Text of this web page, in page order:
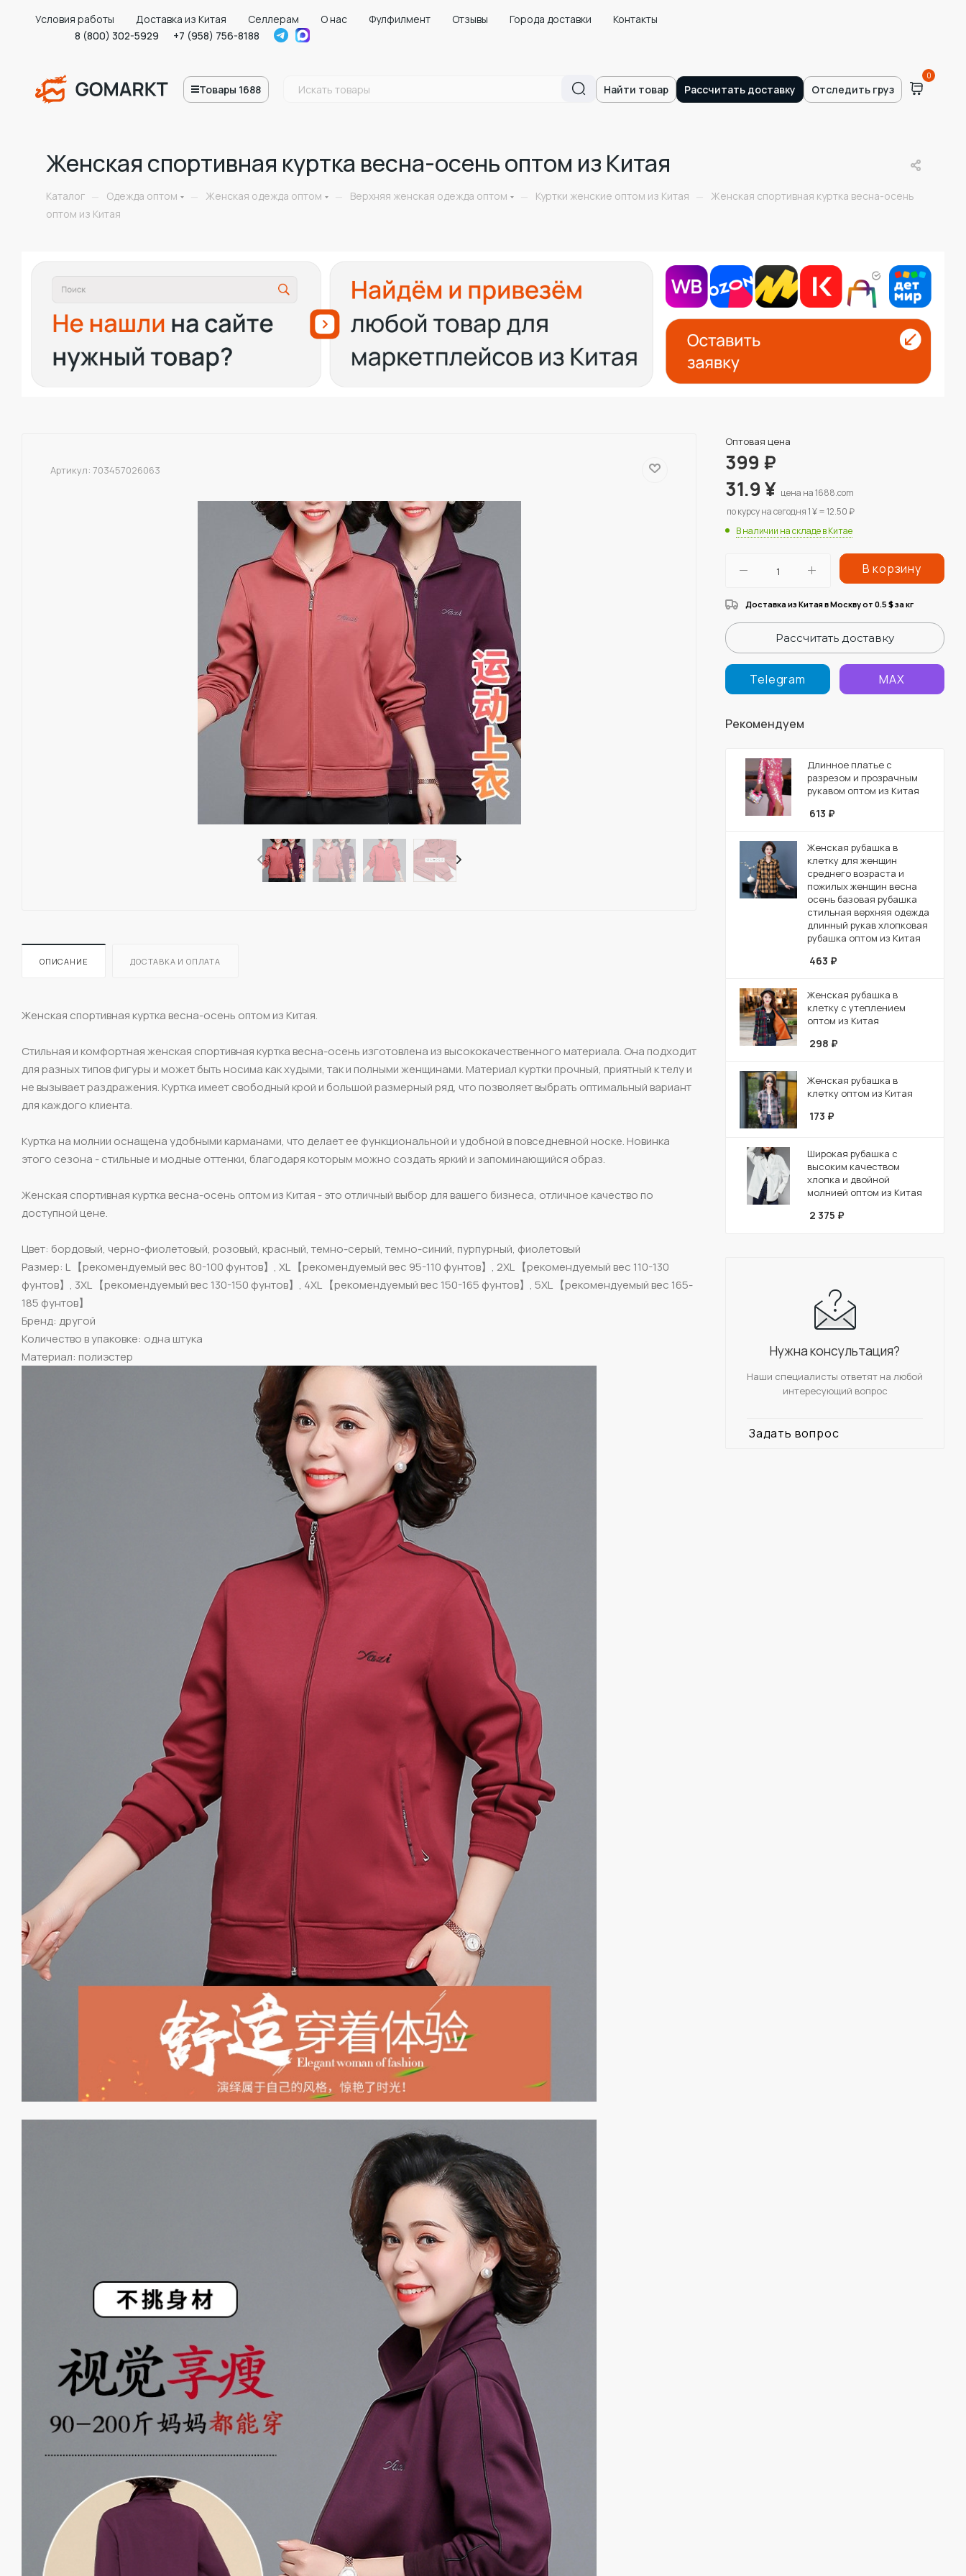
Условия работы Доставка из Китая Селлерам О нас Фулфилмент Отзывы Города доставки
Контакты
8 (800) 302-5929
+7 (958) 756-8188
Товары 1688 Найти товар Рассчитать доставку Отследить груз
0
Женская спортивная куртка весна-осень оптом из Китая
Каталог — Одежда оптом — Женская одежда оптом — Верхняя женская одежда оптом — Куртки женские оптом из Китая —
Женская спортивная куртка весна-осень
оптом из Китая
Артикул: 703457026063
ОПИСАНИЕ ДОСТАВКА И ОПЛАТА
Женская спортивная куртка весна-осень оптом из Китая.
Стильная и комфортная женская спортивная куртка весна-осень изготовлена из высококачественного материала. Она подходит
для разных типов фигуры и может быть носима как худыми, так и полными женщинами. Материал куртки прочный, приятный к телу и
не вызывает раздражения. Куртка имеет свободный крой и большой размерный ряд, что позволяет выбрать оптимальный вариант
для каждого клиента.
Куртка на молнии оснащена удобными карманами, что делает ее функциональной и удобной в повседневной носке. Новинка
этого сезона - стильные и модные оттенки, благодаря которым можно создать яркий и запоминающийся образ.
Женская спортивная куртка весна-осень оптом из Китая - это отличный выбор для вашего бизнеса, отличное качество по
доступной цене.
Цвет: бордовый, черно-фиолетовый, розовый, красный, темно-серый, темно-синий, пурпурный, фиолетовый
Размер: L 【рекомендуемый вес 80-100 фунтов】, XL 【рекомендуемый вес 95-110 фунтов】, 2XL 【рекомендуемый вес 110-130
фунтов】, 3XL 【рекомендуемый вес 130-150 фунтов】, 4XL 【рекомендуемый вес 150-165 фунтов】, 5XL 【рекомендуемый вес 165-
185 фунтов】
Бренд: другой
Количество в упаковке: одна штука
Материал: полиэстер
Оптовая цена
399 ₽
31.9¥ цена на 1688.com
по курсу на сегодня 1 ¥ = 12.50 ₽
В наличии на складе в Китае
В корзину
Доставка из Китая в Москву от 0.5 $за кг
Рассчитать доставку
Telegram MAX
Рекомендуем
Длинное платье с
разрезом и прозрачным
рукавом оптом из Китая
613 ₽
Женская рубашка в
клетку для женщин
среднего возраста и
пожилых женщин весна
осень базовая рубашка
стильная верхняя одежда
длинный рукав хлопковая
рубашка оптом из Китая
463 ₽
Женская рубашка в
клетку с утеплением
оптом из Китая
298 ₽
Женская рубашка в
клетку оптом из Китая
173 ₽
Широкая рубашка с
высоким качеством
хлопка и двойной
молнией оптом из Китая
2 375 ₽
Нужна консультация?
Наши специалисты ответят на любой
интересующий вопрос
Задать вопрос